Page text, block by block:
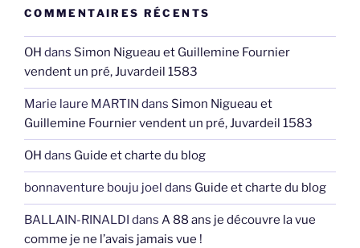
COMMENTAIRES RÉCENTS
OH dans Simon Nigueau et Guillemine Fournier
vendent un pré, Juvardeil 1583
Marie laure MARTIN dans Simon Nigueau et
Guillemine Fournier vendent un pré, Juvardeil 1583
OH dans Guide et charte du blog
bonnaventure bouju joel dans Guide et charte du blog
BALLAIN-RINALDI dans A 88 ans je découvre la vue
comme je ne l’avais jamais vue !